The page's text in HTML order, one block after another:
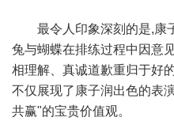
最令人印象深刻的是,康
兔与蝴蝶在排练过程中因意
相理解、真诚道歉重归于好
不仅展现了康子润出色的表
共赢"的宝贵价值观。